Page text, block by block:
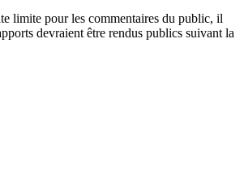
limite pour les commentaires du public, il
devraient être rendus publics suivant la